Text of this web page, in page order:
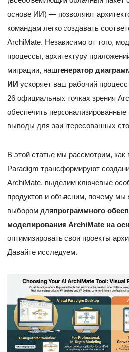
основе ИИ) — позволяют
командам легко создавать
ArchiMate. Независимо от того,
процессы, архитектуру
миграции, нашгенератор
ИИ ускоряет ваш рабочий
26 официальных точках зрения
обеспечить
выводы для заинтересованных
В этой статье мы рассмотрим,
Paradigm трансформируют
ArchiMate, выделим ключевые
продуктов и объясним, почему
выбором дляпрограммного
моделирования ArchiMate на
оптимизировать свои проекты
Давайте исследуем.